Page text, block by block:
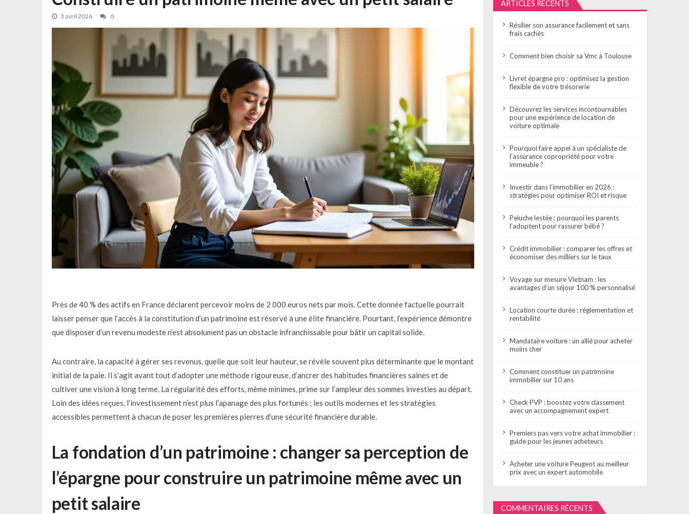
3 avril 2026 0
Près de 40 % des actifs en France déclarent percevoir moins de 2 000 euros nets par mois. Cette donnée factuelle pourrait
laisser penser que l’accès à la constitution d’un patrimoine est réservé à une élite financière. Pourtant, l’expérience démontre
que disposer d’un revenu modeste n’est absolument pas un obstacle infranchissable pour bâtir un capital solide.
Au contraire, la capacité à gérer ses revenus, quelle que soit leur hauteur, se révèle souvent plus déterminante que le montant
initial de la paie. Il s’agit avant tout d’adopter une méthode rigoureuse, d’ancrer des habitudes financières saines et de
cultiver une vision à long terme. La régularité des efforts, même minimes, prime sur l’ampleur des sommes investies au départ.
Loin des idées reçues, l’investissement n’est plus l’apanage des plus fortunés ; les outils modernes et les stratégies
accessibles permettent à chacun de poser les premières pierres d’une sécurité financière durable.
La fondation d’un patrimoine : changer sa perception de
l’épargne pour construire un patrimoine même avec un
petit salaire
ARTICLES RÉCENTS
Résilier son assurance facilement et sans
frais cachés
Comment bien choisir sa Vmc à Toulouse
Livret épargne pro : optimisez la gestion
flexible de votre trésorerie
Découvrez les services incontournables
pour une expérience de location de
voiture optimale
Pourquoi faire appel à un spécialiste de
l’assurance copropriété pour votre
immeuble ?
Investir dans l’immobilier en 2026 :
stratégies pour optimiser ROI et risque
Peluche lestée : pourquoi les parents
l’adoptent pour rassurer bébé ?
Crédit immobilier : comparer les offres et
économiser des milliers sur le taux
Voyage sur mesure Vietnam : les
avantages d’un séjour 100 % personnalisé
Location courte durée : réglementation et
rentabilité
Mandataire voiture : un allié pour acheter
moins cher
Comment constituer un patrimoine
immobilier sur 10 ans
Check PVP : boostez votre classement
avec un accompagnement expert
Premiers pas vers votre achat immobilier :
guide pour les jeunes acheteurs
Acheter une voiture Peugeot au meilleur
prix avec un expert automobile
COMMENTAIRES RÉCENTS